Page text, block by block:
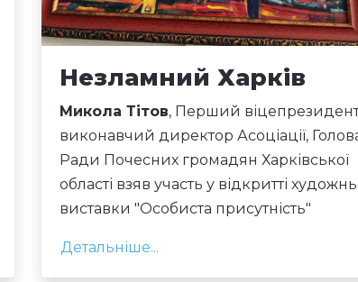
Незламний Харків
Микола Тітов, Перший
виконавчий директор Асоціації,
Ради Почесних громадян Харківської
області взяв участь у відкритті
виставки "Особиста присутність"
Детальніше...